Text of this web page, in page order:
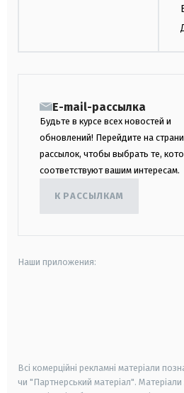
E-mail-рассылка
Будьте в курсе всех новостей и
обновлений! Перейдите на
рассылок, чтобы выбрать те,
соответствуют вашим интересам.
К РАССЫЛКАМ
Наши приложения:
Всі комерційні рекламні матеріали
чи "Партнерський матеріал".